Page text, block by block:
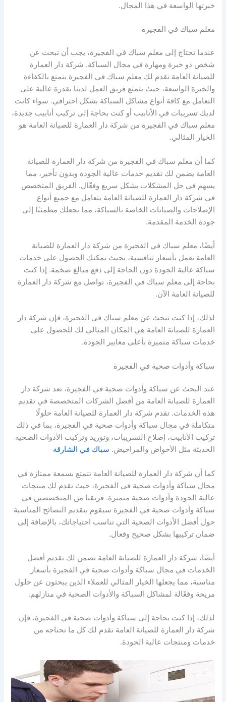
خبرتها الواسعة في هذا المجال.
معلم سباك في الفجيرة
عندما تحتاج إلى معلم سباك في الفجيرة، يجب أن تبحث عن
شخص ذو خبرة ومهارة في مجال السباكة. شركة دار العمارة
للصيانة العامة تقدم لك معلم سباك في الفجيرة يتمتع بالكفاءة
والخبرة الواسعة، حيث يتمتع فريق العمل لدينا بقدرة عالية على
التعامل مع كافة أنواع مشاكل السباكة بشكل احترافي. سواء كانت
لديك تسريبات في الأنابيب أو كنت بحاجة إلى تركيب أنابيب جديدة،
معلم سباك في الفجيرة من شركة دار العمارة للصيانة العامة هو
الخيار المثالي.
كما أن معلم سباك في الفجيرة من شركة دار العمارة للصيانة
العامة يضمن لك تقديم خدمات عالية الجودة وبدون تأخير، مما
يسهم في حل المشكلات بشكل سريع وفعّال. الفريق المتخصص
في شركة دار العمارة للصيانة العامة يتعامل مع جميع أنواع
الإصلاحات والصيانات الخاصة بالسباكة، مما يجعلك مطمئنًا إلى
جودة الخدمة المقدمة.
أيضًا، معلم سباك في الفجيرة من شركة دار العمارة للصيانة
العامة يعمل بأسعار تنافسية، بحيث يمكنك الحصول على خدمات
سباكة عالية الجودة دون الحاجة إلى دفع مبالغ ضخمة. إذا كنت
بحاجة إلى معلم سباك في الفجيرة، تواصل مع شركة دار العمارة
للصيانة العامة الآن.
لذلك، إذا كنت تبحث عن معلم سباك في الفجيرة، فإن شركة دار
العمارة للصيانة العامة هي المكان المثالي لك للحصول على
خدمات سباكة متميزة بأعلى معايير الجودة.
سباكة وأدوات صحية في الفجيرة
عند البحث عن سباكة وأدوات صحية في الفجيرة، تعد شركة دار
العمارة للصيانة العامة من أفضل الشركات المتخصصة في تقديم
هذه الخدمات. تقدم شركة دار العمارة للصيانة العامة حلولًا
متكاملة في مجال سباكة وأدوات صحية في الفجيرة، بما في ذلك
تركيب الأنابيب، إصلاح التسريبات، وتوريد وتركيب الأدوات الصحية
الحديثة مثل الأحواض والمراحيض. سباك في الشارقة
كما أن شركة دار العمارة للصيانة العامة تتمتع بسمعة ممتازة في
مجال سباكة وأدوات صحية في الفجيرة، حيث تقدم لك منتجات
عالية الجودة وأدوات صحية متميزة. فريقنا من المتخصصين في
سباكة وأدوات صحية في الفجيرة سيقوم بتقديم النصائح المناسبة
حول أفضل الأدوات الصحية التي تناسب احتياجاتك، بالإضافة إلى
ضمان تركيبها بشكل صحيح وفعال.
أيضًا، شركة دار العمارة للصيانة العامة تضمن لك تقديم أفضل
الخدمات في مجال سباكة وأدوات صحية في الفجيرة بأسعار
مناسبة، مما يجعلها الخيار المثالي للعملاء الذين يبحثون عن حلول
مريحة وفعّالة لمشاكل السباكة والأدوات الصحية في منازلهم.
لذلك، إذا كنت بحاجة إلى سباكة وأدوات صحية في الفجيرة، فإن
شركة دار العمارة للصيانة العامة تقدم لك كل ما تحتاجه من
خدمات ومنتجات عالية الجودة.